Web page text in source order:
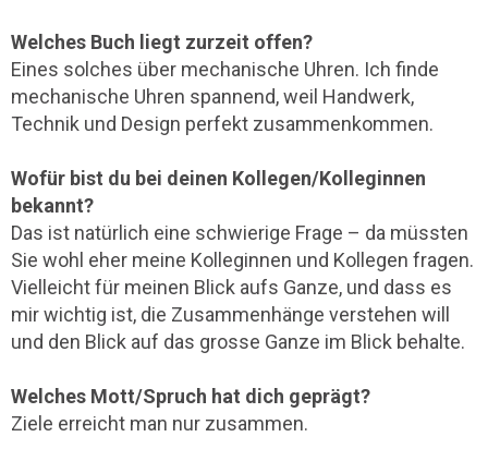
Welches Buch liegt zurzeit offen?
Eines solches über mechanische Uhren. Ich finde
mechanische Uhren spannend, weil Handwerk,
Technik und Design perfekt zusammenkommen.
Wofür bist du bei deinen Kollegen/Kolleginnen
bekannt?
Das ist natürlich eine schwierige Frage – da müssten
Sie wohl eher meine Kolleginnen und Kollegen fragen.
Vielleicht für meinen Blick aufs Ganze, und dass es
mir wichtig ist, die Zusammenhänge verstehen will
und den Blick auf das grosse Ganze im Blick behalte.
Welches Mott/Spruch hat dich geprägt?
Ziele erreicht man nur zusammen.